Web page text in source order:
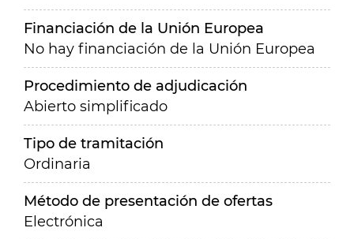
Financiación de la Unión Europea
No hay financiación de la Unión Europea
Procedimiento de adjudicación
Abierto simplificado
Tipo de tramitación
Ordinaria
Método de presentación de ofertas
Electrónica